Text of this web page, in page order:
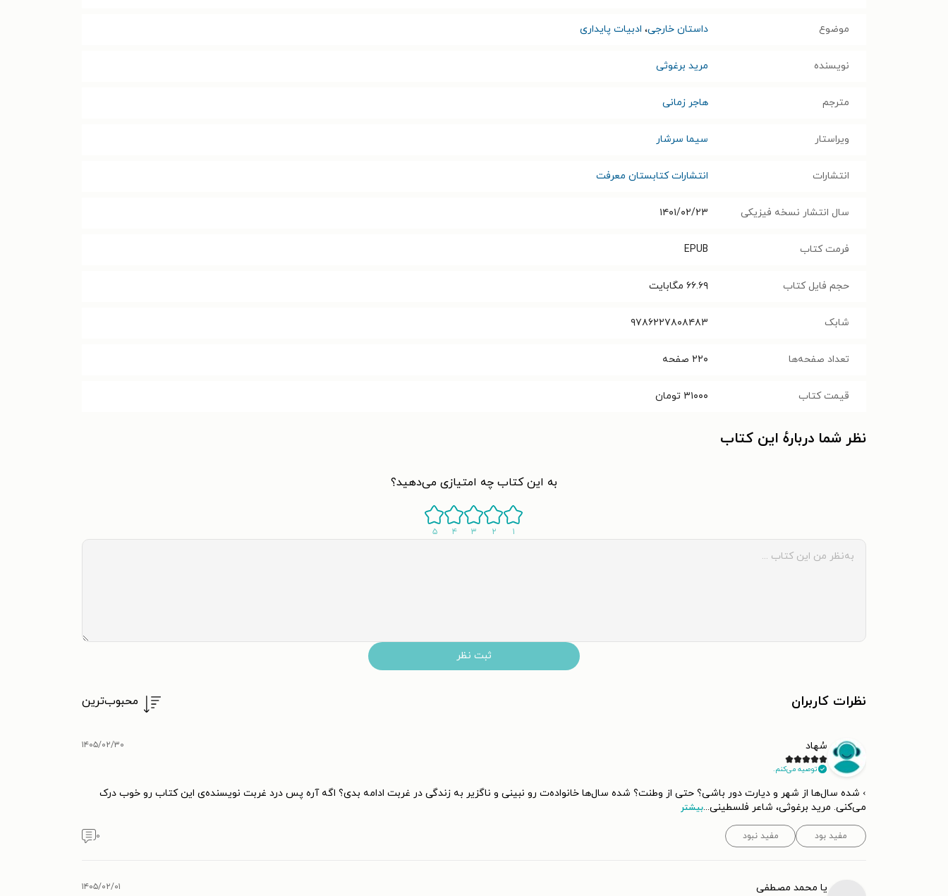
موضوع داستان خارجی، ادبیات پایداری
نویسنده مرید برغوثی
مترجم هاجر زمانی
ویراستار سیما سرشار
انتشارات انتشارات کتابستان معرفت
سال انتشار نسخه فیزیکی ۱۴۰۱/۰۲/۲۳
فرمت کتاب EPUB
حجم فایل کتاب ۶۶.۶۹ مگابایت
شابک ۹۷۸۶۲۲۷۸۰۸۴۸۳
تعداد صفحه‌ها ۲۲۰ صفحه
قیمت کتاب ۳۱۰۰۰ تومان
نظر شما دربارهٔ این کتاب
به این کتاب چه امتیازی می‌دهید؟
۱ ۲ ۳ ۴ ۵
ثبت نظر
نظرات کاربران محبوب‌ترین
سُهاد
توصیه می‌کنم.
۱۴۰۵/۰۲/۳۰
› شده سال‌ها از شهر و دیارت دور باشی؟ حتی از وطنت؟ شده سال‌ها خانواده‌ت رو نبینی و ناگزیر به زندگی در غربت ادامه بدی؟ اگه آره پس درد غربت نویسنده‌ی این کتاب رو خوب درک
می‌کنی. مرید برغوثی، شاعر فلسطینی...بیشتر
مفید بود مفید نبود ۰
یا محمد مصطفی ۱۴۰۵/۰۲/۰۱